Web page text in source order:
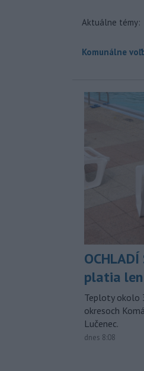
Aktuálne témy:
Komunálne
platia
Teploty okolo
okresoch
Lučenec.
dnes 8:08